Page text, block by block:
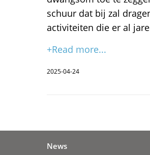
schuur dat bij zal
activiteiten die er al
+Read more...
2025-04-24
News